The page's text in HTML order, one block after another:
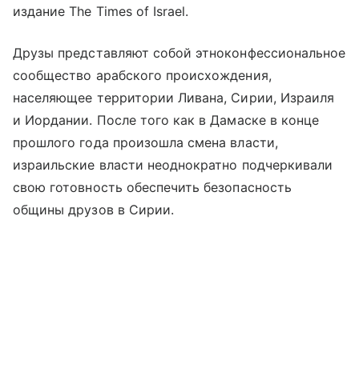
издание The Times of Israel.
Друзы представляют собой этноконфессиональное
сообщество арабского происхождения,
населяющее территории Ливана, Сирии, Израиля
и Иордании. После того как в Дамаске в конце
прошлого года произошла смена власти,
израильские власти неоднократно подчеркивали
свою готовность обеспечить безопасность
общины друзов в Сирии.